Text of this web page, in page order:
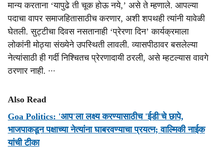
मान्य करताना ‘यापुढे ती चूक होऊ नये,’ असे ते म्हणाले. आपल्या
पदाचा वापर समाजहितासाठीच करणार, अशी शपथही त्यांनी यावेळी
घेतली. सुट्टीचा दिवस नसतानाही ‘प्रेरणा दिन’ कार्यक्रमाला
लोकांनी मोठ्या संख्येने उपस्थिती लावली. व्यासपीठावर बसलेल्या
नेत्यांसाठी ही गर्दी निश्चितच प्रेरणादायी ठरली, असे म्हटल्यास वावगे
ठरणार नाही. ∙∙∙
Also Read
Goa Politics: 'आप'ला लक्ष्य करण्यासाठीच 'ईडी'चे छापे,
भाजपाकडून पक्षाच्या नेत्यांना घाबरवण्याचा प्रयत्न; वाल्मिकी नाईक
यांची टीका